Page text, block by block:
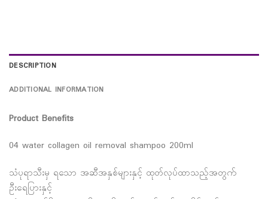
DESCRIPTION
ADDITIONAL INFORMATION
Product Benefits
04 water collagen oil removal shampoo 200ml
သံပုရာသီးမှ ရသော အဆီအနှစ်များနှင့် ထုတ်လုပ်ထာသည့်အတွက်
ဦးရေပြားနှင့်